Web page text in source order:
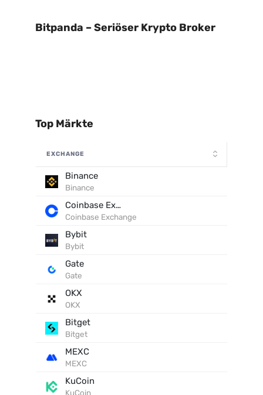
Bitpanda – Seriöser Krypto Broker
Top Märkte
EXCHANGE
Binance
Binance
Coinbase Exchange
Coinbase Exchange
Bybit
Bybit
Gate
Gate
OKX
OKX
Bitget
Bitget
MEXC
MEXC
KuCoin
KuCoin